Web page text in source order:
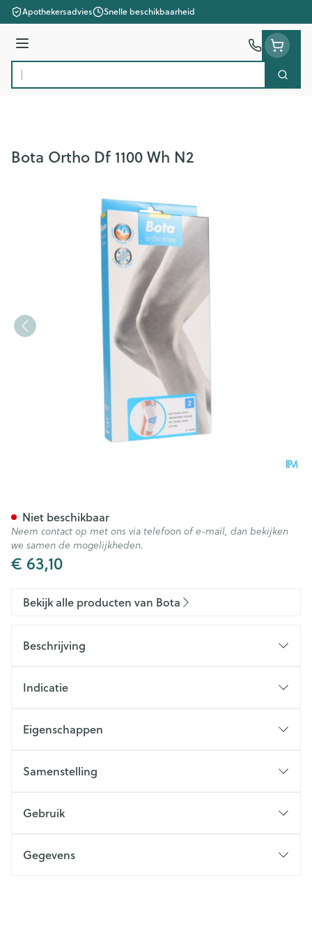
Ga naar de inhoud
Apothekersadvies Snelle beschikbaarheid
Menu
Product, merk, categorie...
Zoek
Bota Ortho Df 1100 Wh N2
€ 63,10
Niet beschikbaar
Neem contact op met ons via telefoon of e-mail, dan bekijken
we samen de mogelijkheden.
Bekijk alle producten van Bota
Beschrijving
Indicatie
Eigenschappen
Samenstelling
Gebruik
Gegevens